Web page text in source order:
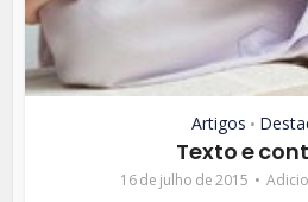
Artigos •
Texto e
16 de julho de 2015